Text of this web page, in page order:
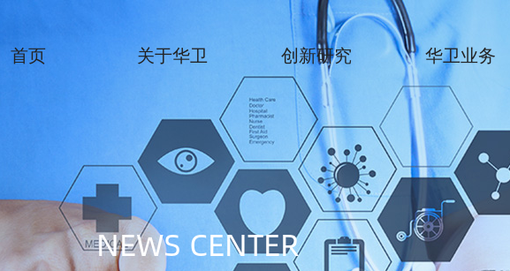
首页 关于华卫
企业愿景
华卫优势
公司动态
招贤纳士
创新研究
研发介绍
创新管线
华卫业务
先行先试研究院
销售服务
儿科领域产品
抗感染领域产品
肿瘤领域产品
NEWS CENTER